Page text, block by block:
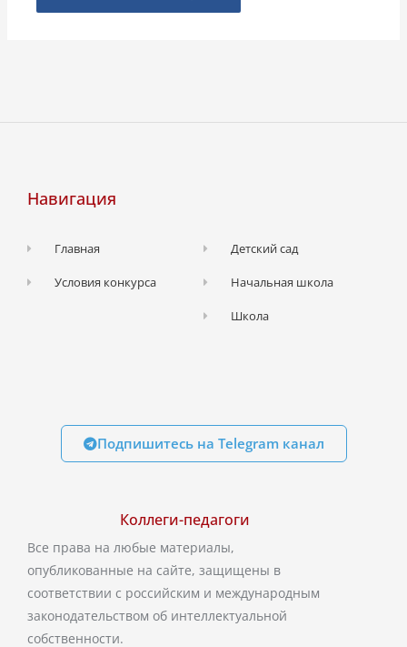
Навигация
Главная
Условия конкурса
Детский сад
Начальная школа
Школа
Подпишитесь на Telegram канал
Коллеги-педагоги
Все права на любые материалы,
опубликованные на сайте, защищены в
соответствии с российским и международным
законодательством об интеллектуальной
собственности.